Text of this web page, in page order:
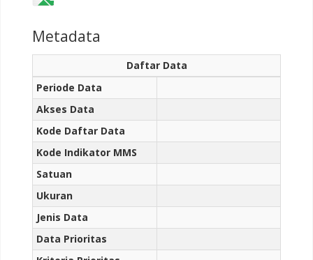
Metadata
Daftar Data
Periode Data
Akses Data
Kode Daftar Data
Kode Indikator MMS
Satuan
Ukuran
Jenis Data
Data Prioritas